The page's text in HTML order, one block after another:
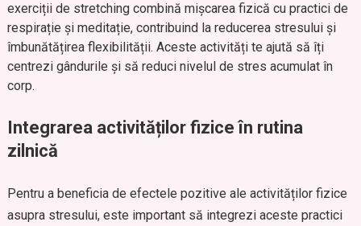
exerciții de stretching combină mișcarea fizică cu practici de
respirație și meditație, contribuind la reducerea stresului și
îmbunătățirea flexibilității. Aceste activități te ajută să îți
centrezi gândurile și să reduci nivelul de stres acumulat în
corp.
Integrarea activităților fizice în rutina
zilnică
Pentru a beneficia de efectele pozitive ale activităților fizice
asupra stresului, este important să integrezi aceste practici